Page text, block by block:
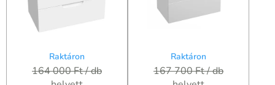
Raktáron
164 000 Ft/ db
Raktáron
167 700 Ft/ db